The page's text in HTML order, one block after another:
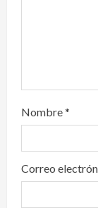
Nombre*
Correo